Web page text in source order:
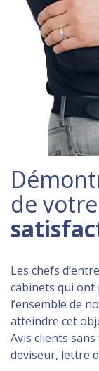
de
Les chefs
cabinets qui ont
l’ensemble de
atteindre cet
Avis clients
deviseur, lettre